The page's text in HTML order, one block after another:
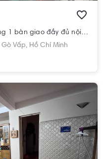
Căn hộ Chung cư Hà Kiều tầng 1 bàn giao đầy đủ nội thất cao cấp.
Gò Vấp, Hồ Chí Minh